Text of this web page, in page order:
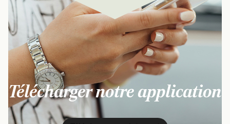
Télécharger notre application